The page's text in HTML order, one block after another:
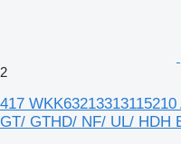
2
417
GT/ GTHD/ NF/ UL/ HDH